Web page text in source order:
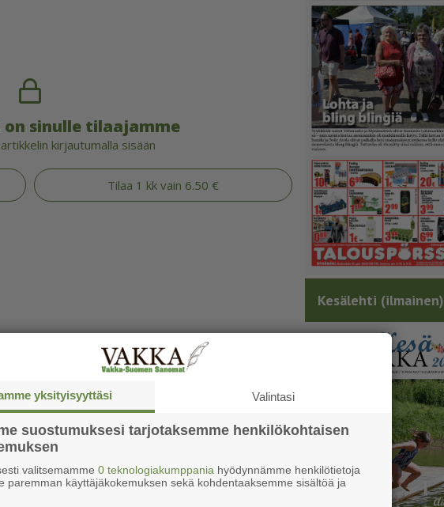
sinulle tilaajamme
kirjautumalla sisään
Tilaa 1 kk vain 6.50 €
Kesälehti (ilmainen)
yksityisyyttäsi Valintasi
suostumuksesi tarjotaksemme henkilökohtaisen
valitsemamme 0 teknologiakumppania hyödynnämme henkilötietoja
paremman käyttäjäkokemuksen sekä kohdentaaksemme sisältöä ja